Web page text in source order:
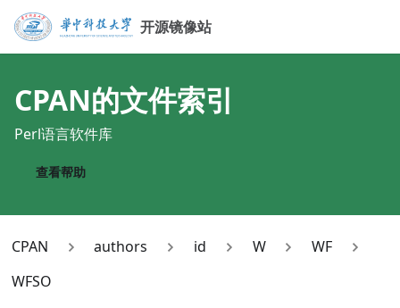
开源镜像站
CPAN的文件索引
Perl语言软件库
查看帮助
CPAN authors id W
WF
WFSO